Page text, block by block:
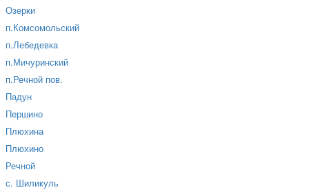
Озерки
п.Комсомольский
п.Лебедевка
п.Мичуринский
п.Речной пов.
Падун
Першино
Плюхина
Плюхино
Речной
с. Шиликуль